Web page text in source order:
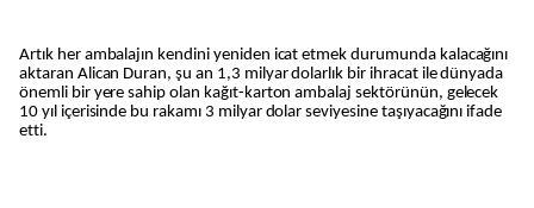
Artık her ambalajın kendini yeniden icat etmek durumunda kalacağını
aktaran Alican Duran, şu an 1,3 milyar dolarlık bir ihracat ile dünyada
önemli bir yere sahip olan kağıt-karton ambalaj sektörünün, gelecek
10 yıl içerisinde bu rakamı 3 milyar dolar seviyesine taşıyacağını ifade
etti.